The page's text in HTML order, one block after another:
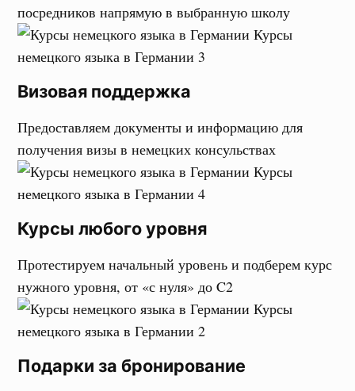
посредников напрямую в выбранную школу
Визовая поддержка
Предоставляем документы и информацию для
получения визы в немецких консульствах
Курсы любого уровня
Протестируем начальный уровень и подберем курс
нужного уровня, от «с нуля» до C2
Подарки за бронирование